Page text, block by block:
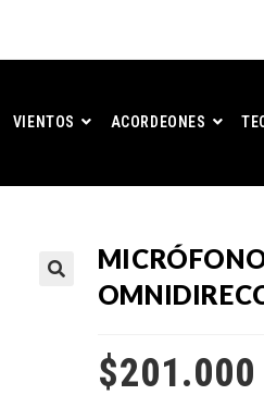
VIENTOS ACORDEONES
$201.000